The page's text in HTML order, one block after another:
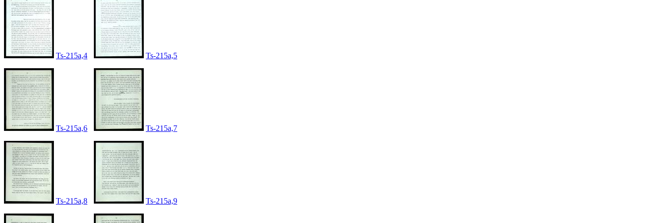
Ts-215a,4 Ts-215a,5
Ts-215a,6 Ts-215a,7
Ts-215a,8 Ts-215a,9